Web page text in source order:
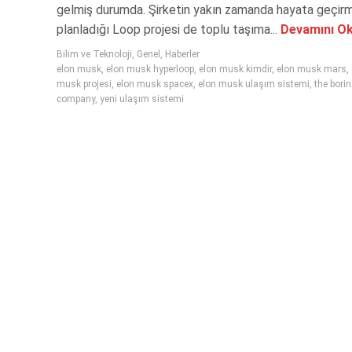
gelmiş durumda. Şirketin yakın zamanda hayata
planladığı Loop projesi de toplu taşıma... Devamını
Bilim ve Teknoloji, Genel , Haberler
elon musk, elon musk hyperloop, elon musk kimdir, elon musk mars,
musk projesi, elon musk spacex, elon musk ulaşım sistemi,the
company, yeni ulaşım sistemi